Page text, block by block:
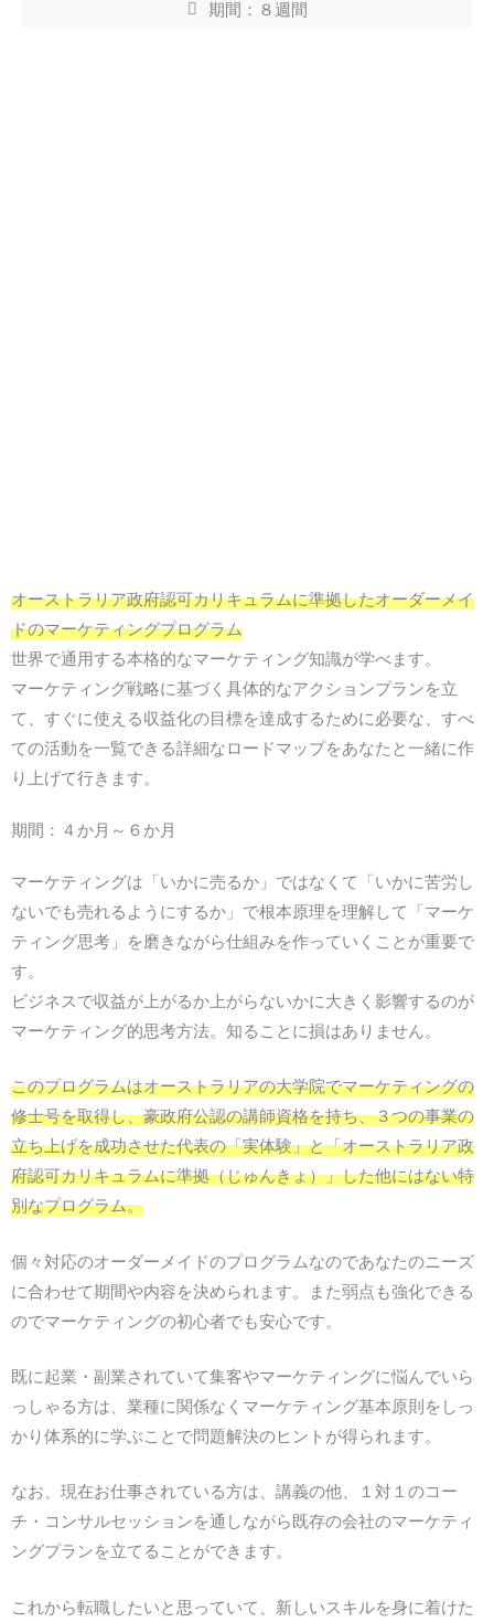
期間：８週間
オーストラリア政府認可カリキュラムに準拠したオーダーメイ
ドのマーケティングプログラム
世界で通用する本格的なマーケティング知識が学べます。
マーケティング戦略に基づく具体的なアクションプランを立
て、すぐに使える収益化の目標を達成するために必要な、すべ
ての活動を一覧できる詳細なロードマップをあなたと一緒に作
り上げて行きます。
期間：４か月～６か月
マーケティングは「いかに売るか」ではなくて「いかに苦労し
ないでも売れるようにするか」で根本原理を理解して「マーケ
ティング思考」を磨きながら仕組みを作っていくことが重要で
す。
ビジネスで収益が上がるか上がらないかに大きく影響するのが
マーケティング的思考方法。知ることに損はありません。
このプログラムはオーストラリアの大学院でマーケティングの
修士号を取得し、豪政府公認の講師資格を持ち、３つの事業の
立ち上げを成功させた代表の「実体験」と「オーストラリア政
府認可カリキュラムに準拠（じゅんきょ）」した他にはない特
別なプログラム。
個々対応のオーダーメイドのプログラムなのであなたのニーズ
に合わせて期間や内容を決められます。また弱点も強化できる
のでマーケティングの初心者でも安心です。
既に起業・副業されていて集客やマーケティングに悩んでいら
っしゃる方は、業種に関係なくマーケティング基本原則をしっ
かり体系的に学ぶことで問題解決のヒントが得られます。
なお、現在お仕事されている方は、講義の他、１対１のコー
チ・コンサルセッションを通しながら既存の会社のマーケティ
ングプランを立てることができます。
これから転職したいと思っていて、新しいスキルを身に着けた